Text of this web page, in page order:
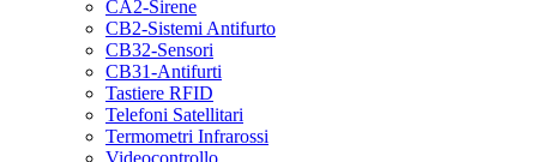
CA2-Sirene
CB2-Sistemi Antifurto
CB32-Sensori
CB31-Antifurti
Tastiere RFID
Telefoni Satellitari
Termometri Infrarossi
Videocontrollo